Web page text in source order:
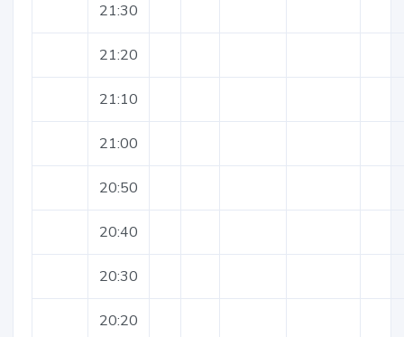
21:30
21:20
21:10
21:00
20:50
20:40
20:30
20:20